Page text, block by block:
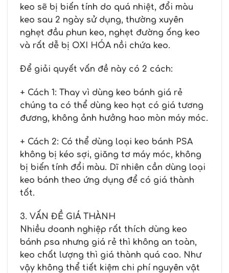
keo sẽ bị biến tính do quá nhiệt, đổi màu
keo sau 2 ngày sử dụng, thường xuyên
nghẹt đầu phun keo, nghẹt đường ống keo
và rất dễ bị OXI HÓA nồi chứa keo.
Để giải quyết vấn đề này có 2 cách:
+ Cách 1: Thay vì dùng keo bánh giá rẻ
chúng ta có thể dùng keo hạt có giá tương
đương, không ảnh hưởng hao mòn máy móc.
+ Cách 2: Có thể dùng loại keo bánh PSA
không bị kéo sợi, giăng tơ máy móc, không
bị biến tính đổi màu. Dĩ nhiên cần dùng loại
keo bánh theo ứng dụng để có giá thành
tốt.
3. VẤN ĐỀ GIÁ THÀNH
Nhiều doanh nghiệp rất thích dùng keo
bánh psa nhưng giá rẻ thì không an toàn,
keo chất lượng thì giá thành quá cao. Như
vậy không thể tiết kiệm chi phí nguyên vật